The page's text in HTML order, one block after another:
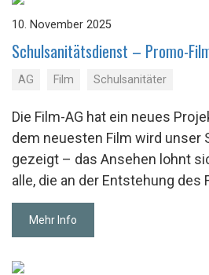
10. November 2025
Schul­sa­ni­täts­dienst – Promo-
AG Film Schulsanitäter
Die Film-AG hat ein neues
dem neuesten Film wird unser
gezeigt – das Ansehen lohnt
alle, die an der Entstehung des
Mehr Info